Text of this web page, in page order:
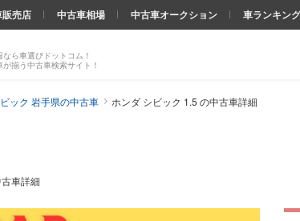
ら車選びドットコム！
揃う中古車検索サイト！
売店 中古車相場 中古車オークション 車ランキング
ック 岩手県の中古車 ホンダ シビック 1.5 の中古車詳細
車詳細